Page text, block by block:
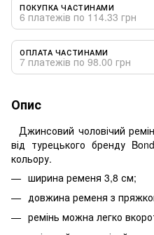
ПОКУПКА ЧАСТИНАМИ
6 платежів по 114.33 грн
ОПЛАТА ЧАСТИНАМИ
7 платежів по 98.00 грн
Опис
Джинсовий чоловічий
від турецького бренду
кольору.
ширина ременя 3,8 см;
довжина ременя з
ремінь можна легко